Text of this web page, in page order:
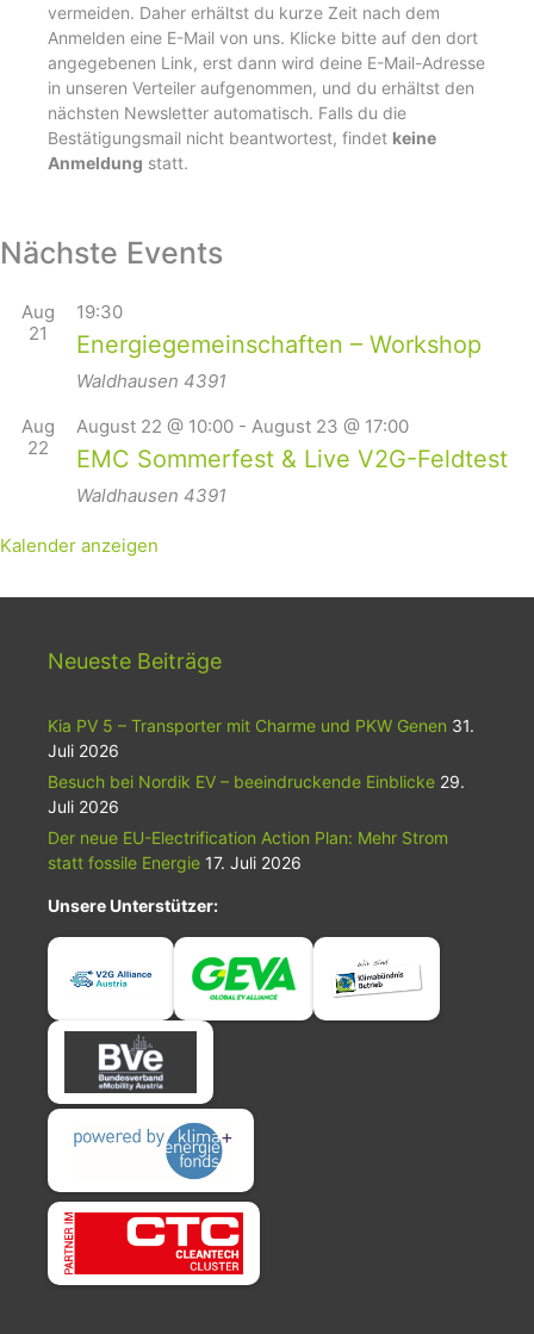
vermeiden. Daher erhältst du kurze Zeit nach dem
Anmelden eine E-Mail von uns. Klicke bitte auf den dort
angegebenen Link, erst dann wird deine E-Mail-Adresse
in unseren Verteiler aufgenommen, und du erhältst den
nächsten Newsletter automatisch. Falls du die
Bestätigungsmail nicht beantwortest, findet keine
Anmeldung statt.
Nächste Events
Aug
21
19:30
Energiegemeinschaften – Workshop
Waldhausen 4391
Aug
22
August 22 @ 10:00 - August 23 @ 17:00
EMC Sommerfest & Live V2G-Feldtest
Waldhausen 4391
Kalender anzeigen
Neueste Beiträge
Kia PV 5 – Transporter mit Charme und PKW Genen 31.
Juli 2026
Besuch bei Nordik EV – beeindruckende Einblicke 29.
Juli 2026
Der neue EU-Electrification Action Plan: Mehr Strom
statt fossile Energie 17. Juli 2026
Unsere Unterstützer: